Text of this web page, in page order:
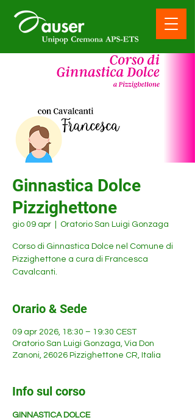
Ginnastica Dolce
Pizzighettone
gio 09 apr Oratorio San Luigi Gonzaga
Corso di Ginnastica Dolce nel Comune di
Pizzighettone a cura di Francesca
Cavalcanti.
Orario & Sede
09 apr 2026, 18:30 – 19:30 CEST
Oratorio San Luigi Gonzaga, Via Don
Zanoni, 26026 Pizzighettone CR, Italia
Info sul corso
GINNASTICA DOLCE